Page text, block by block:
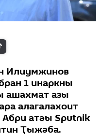
Илиумжинов
1 инаркны
ашахмат азы
алагалахоит
атәы Sputnik
Ҭыжәба.